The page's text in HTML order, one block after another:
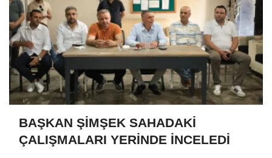
BAŞKAN ŞİMŞEK SAHADAKİ
ÇALIŞMALARI YERİNDE İNCELEDİ